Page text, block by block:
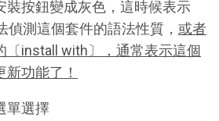
裝按鈕變成灰色，這時候表示
偵測這個套件的語法性質， 或者
〔install with〕，通常表示這個
功能了！
單選擇